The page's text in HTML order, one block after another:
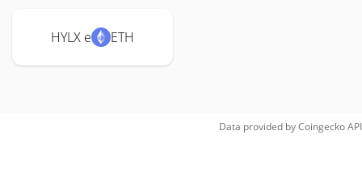
HYLX e ETH
Data provided byCoingeckoAPI